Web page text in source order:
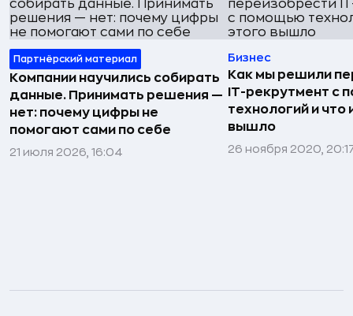
Партнёрский материал
Компании научились собирать
данные. Принимать решения —
нет: почему цифры не
помогают сами по себе
21 июля 2026, 16:04
Бизнес
Как мы решили
IT-рекрутмент с
технологий и что
вышло
26 ноября 2020,